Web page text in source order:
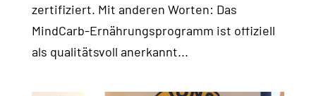
zertifiziert. Mit anderen Worten: Das
MindCarb-Ernährungsprogramm ist offiziell
als qualitätsvoll anerkannt...